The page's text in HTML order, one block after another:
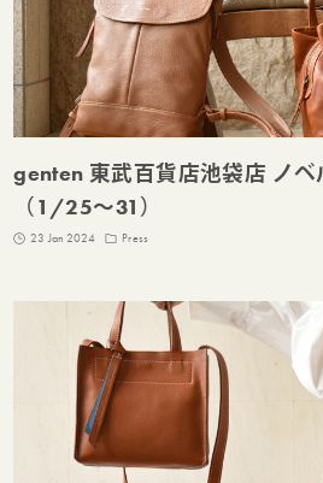
genten 東武百貨店池袋店 ノベ
（1/25～31）
23 Jan 2024 Press